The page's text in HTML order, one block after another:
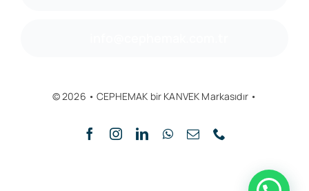
© 2026 • CEPHEMAK bir KANVEK Markasıdır •